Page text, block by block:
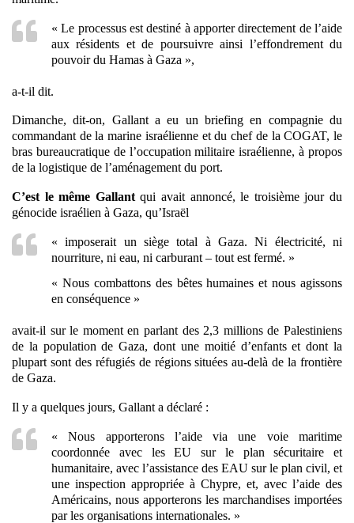
« Le processus est destiné à apporter directement de l’aide
aux résidents et de poursuivre ainsi l’effondrement du
pouvoir du Hamas à Gaza »,
a-t-il dit.
Dimanche, dit-on, Gallant a eu un briefing en compagnie du
commandant de la marine israélienne et du chef de la COGAT, le
bras bureaucratique de l’occupation militaire israélienne, à propos
de la logistique de l’aménagement du port.
C’est le même Gallantqui avait annoncé, le troisième jour du
génocide israélien à Gaza, qu’Israël
« imposerait un siège total à Gaza. Ni électricité, ni
nourriture, ni eau, ni carburant – tout est fermé. »
« Nous combattons des bêtes humaines et nous agissons
en conséquence »
avait-il sur le moment en parlant des 2,3 millions de Palestiniens
de la population de Gaza, dont une moitié d’enfants et dont la
plupart sont des réfugiés de régions situées au-delà de la frontière
de Gaza.
Il y a quelques jours, Gallant a déclaré :
« Nous apporterons l’aide via une voie maritime
coordonnée avec les EU sur le plan sécuritaire et
humanitaire, avec l’assistance des EAU sur le plan civil, et
une inspection appropriée à Chypre, et, avec l’aide des
Américains, nous apporterons les marchandises importées
par les organisations internationales. »